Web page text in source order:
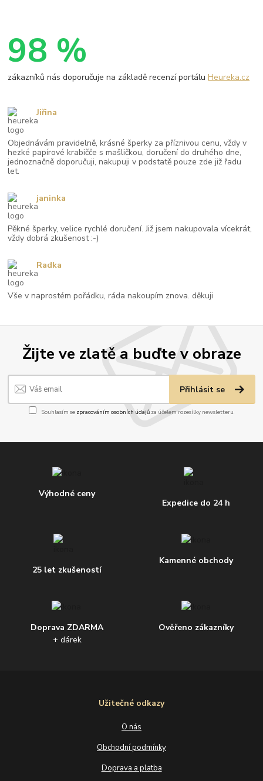
Žijte ve zlatě a buďte v obraze
Přihlásit se
Souhlasím se zpracováním osobních údajůza účelem rozesílky newsletteru.
Výhodné ceny
Expedice do 24 h
25 let zkušeností
Kamenné obchody
Doprava ZDARMA
+ dárek
Ověřeno zákazníky
Užitečné odkazy
O nás
Obchodní podmínky
Doprava a platba
98 %
zákazníků nás doporučuje na základě recenzí portáluHeureka.cz
Objednávám pravidelně, krásné šperky za příznivou cenu, vždy v
hezké papírové krabičče s mašličkou, doručení do druhého dne,
jednoznačně doporučuji, nakupuji v podstatě pouze zde již řadu
let.
Jiřina
Pěkné šperky, velice rychlé doručení. Již jsem nakupovala vícekrát,
vždy dobrá zkušenost :-)
janinka
Vše v naprostém pořádku, ráda nakoupím znova. děkuji
Radka